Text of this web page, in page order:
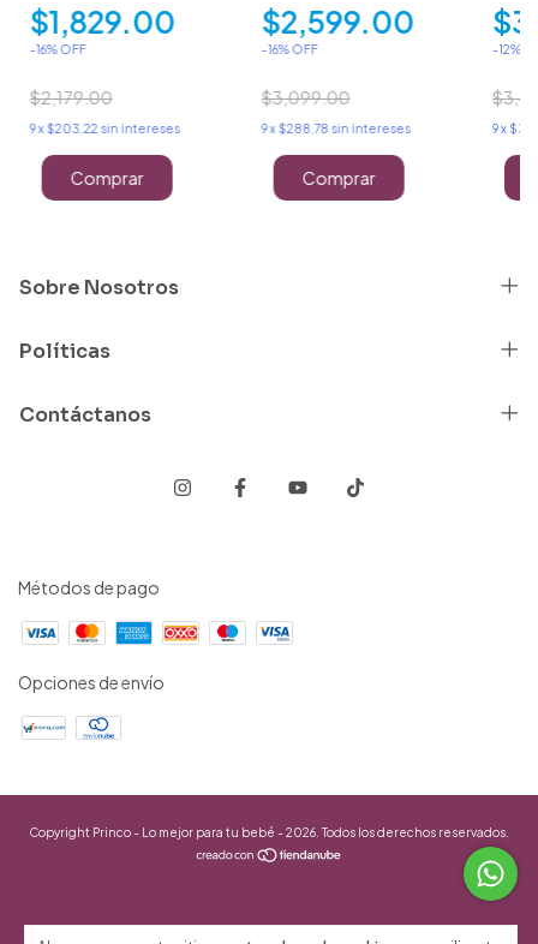
$1,829.00
-16% OFF
$2,179.00
9x$203.22 sin intereses
Comprar
$2,599.00
-16% OFF
$3,099.00
9x$288.78 sin intereses
Comprar
-12%
9x
Sobre Nosotros
Políticas
Contáctanos
Métodos de pago
Opciones de envío
Copyright Princo - Lo mejor para tu bebé - 2026. Todos los derechos reservados.